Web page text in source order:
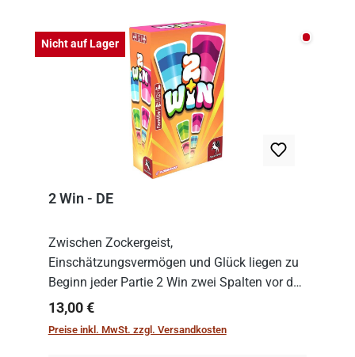
Nicht auf Lager Nicht
2 Win - DE
Zwischen Zockergeist,
Einschätzungsvermögen und Glück liegen zu
Beginn jeder Partie 2 Win zwei Spalten vor den
Spielenden aus, die es in die Höhe zu treiben
gilt. Doch das geht natürlich nur, solange man
Regulärer Preis:
13,00 €
Preise inkl. MwSt. zzgl. Versandkosten